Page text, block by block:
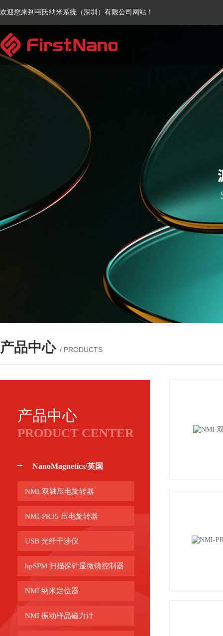
欢迎您来到韦氏纳米系统（深圳）有限公司网站！
产品中心 / PRODUCTS
产品中心
PRODUCT CENTER
NanoMagnetics/英国
NMI-双轴压电旋转器
NMI-PR35 压电旋转器
USB 光纤干涉仪
hpSPM 扫描探针显微镜控制器
NMI 纳米定位器
NMI 振动样品磁力计